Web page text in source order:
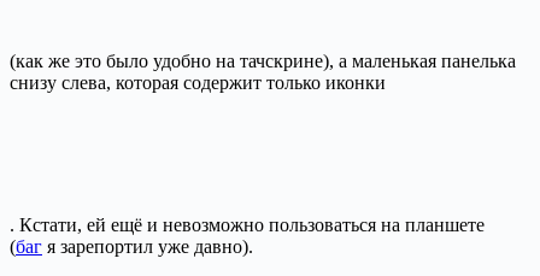
(как же это было удобно на тачскрине), а маленькая панелька
снизу слева, которая содержит только иконки
. Кстати, ей ещё и невозможно пользоваться на планшете
(баг я зарепортил уже давно).